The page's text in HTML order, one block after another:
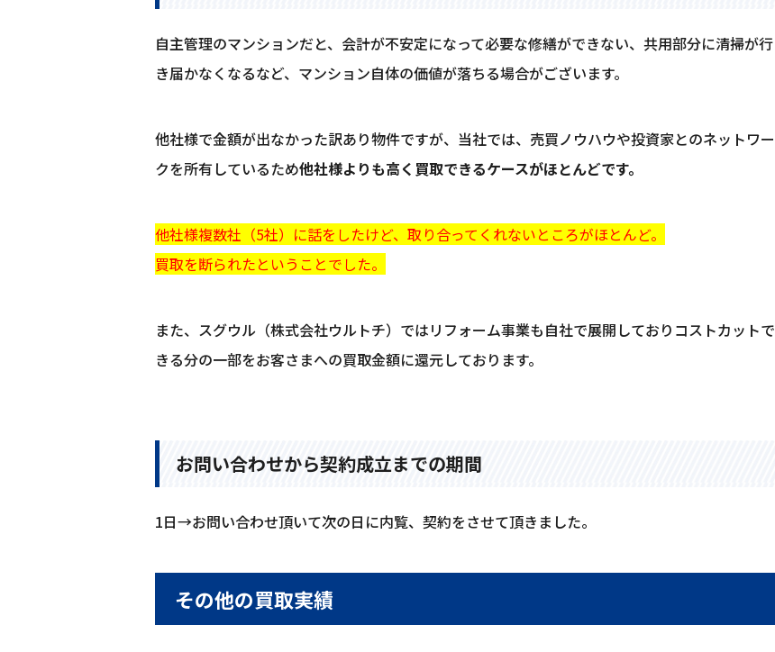
自主管理のマンションだと、会計が不安定になって必要な修繕ができない、共用部分に清掃が行
き届かなくなるなど、マンション自体の価値が落ちる場合がございます。
他社様で金額が出なかった訳あり物件ですが、当社では、売買ノウハウや投資家とのネットワー
クを所有しているため他社様よりも高く買取できるケースがほとんどです。
他社様複数社（5社）に話をしたけど、取り合ってくれないところがほとんど。
買取を断られたということでした。
また、スグウル（株式会社ウルトチ）ではリフォーム事業も自社で展開しておりコストカットで
きる分の一部をお客さまへの買取金額に還元しております。
お問い合わせから契約成立までの期間
1日→お問い合わせ頂いて次の日に内覧、契約をさせて頂きました。
その他の買取実績